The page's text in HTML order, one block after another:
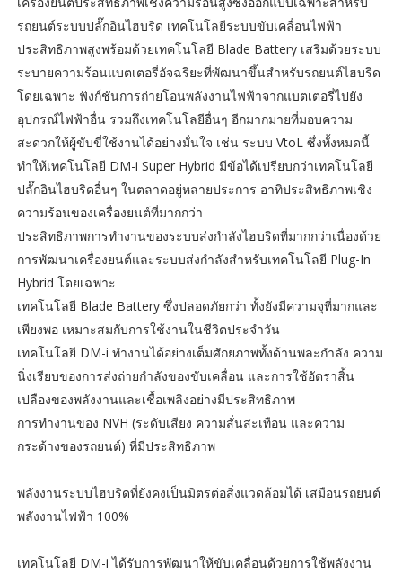
รถยนต์ระบบปลั๊กอินไฮบริด เทคโนโลยีระบบขับเคลื่อนไฟฟ้า
ประสิทธิภาพสูงพร้อมด้วยเทคโนโลยี Blade Battery เสริมด้วยระบบ
ระบายความร้อนแบตเตอรี่อัจฉริยะที่พัฒนาขึ้นสำหรับรถยนต์ไฮบริด
โดยเฉพาะ ฟังก์ชันการถ่ายโอนพลังงานไฟฟ้าจากแบตเตอรี่ไปยัง
อุปกรณ์ไฟฟ้าอื่น รวมถึงเทคโนโลยีอื่นๆ อีกมากมายที่มอบความ
สะดวกให้ผู้ขับขี่ใช้งานได้อย่างมั่นใจ เช่น ระบบ VtoL ซึ่งทั้งหมดนี้
ทำให้เทคโนโลยี DM-i Super Hybrid มีข้อได้เปรียบกว่าเทคโนโลยี
ปลั๊กอินไฮบริดอื่นๆ ในตลาดอยู่หลายประการ อาทิประสิทธิภาพเชิง
ความร้อนของเครื่องยนต์ที่มากกว่า
ประสิทธิภาพการทำงานของระบบส่งกำลังไฮบริดที่มากกว่าเนื่องด้วย
การพัฒนาเครื่องยนต์และระบบส่งกำลังสำหรับเทคโนโลยี Plug-In
Hybrid โดยเฉพาะ
เทคโนโลยี Blade Battery ซึ่งปลอดภัยกว่า ทั้งยังมีความจุที่มากและ
เพียงพอ เหมาะสมกับการใช้งานในชีวิตประจำวัน
เทคโนโลยี DM-i ทำงานได้อย่างเต็มศักยภาพทั้งด้านพละกำลัง ความ
นิ่งเรียบของการส่งถ่ายกำลังของขับเคลื่อน และการใช้อัตราสิ้น
เปลืองของพลังงานและเชื้อเพลิงอย่างมีประสิทธิภาพ
การทำงานของ NVH (ระดับเสียง ความสั่นสะเทือน และความ
กระด้างของรถยนต์) ที่มีประสิทธิภาพ
พลังงานระบบไฮบริดที่ยังคงเป็นมิตรต่อสิ่งแวดล้อมได้ เสมือนรถยนต์
พลังงานไฟฟ้า 100%
เทคโนโลยี DM-i ได้รับการพัฒนาให้ขับเคลื่อนด้วยการใช้พลังงาน